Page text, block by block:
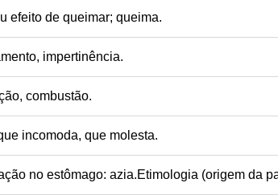
efeito de queimar; queima.
impertinência.
combustão.
incomoda, que molesta.
no estômago: azia.Etimologia (origem da